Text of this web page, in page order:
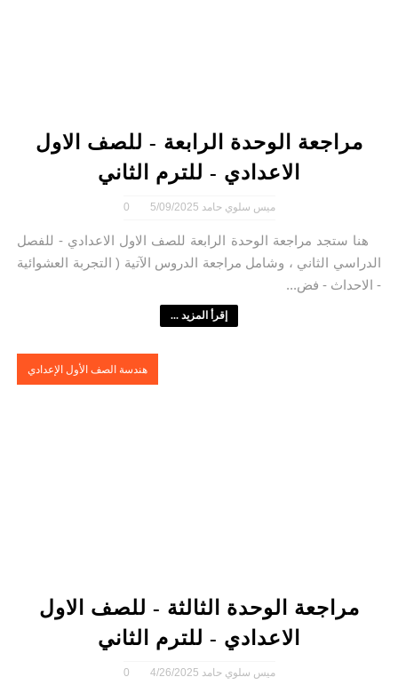
مراجعة الوحدة الرابعة - للصف الاول
الاعدادي - للترم الثاني
ميس سلوي حامد 5/09/2025
0
هنا ستجد مراجعة الوحدة الرابعة للصف الاول الاعدادي - للفصل
الدراسي الثاني ، وشامل مراجعة الدروس الآتية ( التجربة العشوائية
- الاحداث - فض...
إقرأ المزيد ...
هندسة الصف الأول الإعدادي
مراجعة الوحدة الثالثة - للصف الاول
الاعدادي - للترم الثاني
ميس سلوي حامد 4/26/2025
0